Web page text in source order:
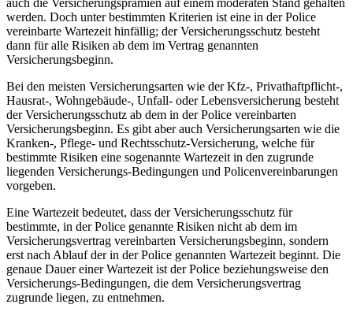
werden. Doch unter bestimmten Kriterien ist eine in der Police
vereinbarte Wartezeit hinfällig; der Versicherungsschutz besteht
dann für alle Risiken ab dem im Vertrag genannten
Versicherungsbeginn.
Bei den meisten Versicherungsarten wie der Kfz-, Privathaftpflicht-,
Hausrat-, Wohngebäude-, Unfall- oder Lebensversicherung besteht
der Versicherungsschutz ab dem in der Police vereinbarten
Versicherungsbeginn. Es gibt aber auch Versicherungsarten wie die
Kranken-, Pflege- und Rechtsschutz-Versicherung, welche für
bestimmte Risiken eine sogenannte Wartezeit in den zugrunde
liegenden Versicherungs-Bedingungen und Policenvereinbarungen
vorgeben.
Eine Wartezeit bedeutet, dass der Versicherungsschutz für
bestimmte, in der Police genannte Risiken nicht ab dem im
Versicherungsvertrag vereinbarten Versicherungsbeginn, sondern
erst nach Ablauf der in der Police genannten Wartezeit beginnt. Die
genaue Dauer einer Wartezeit ist der Police beziehungsweise den
Versicherungs-Bedingungen, die dem Versicherungsvertrag
zugrunde liegen, zu entnehmen.